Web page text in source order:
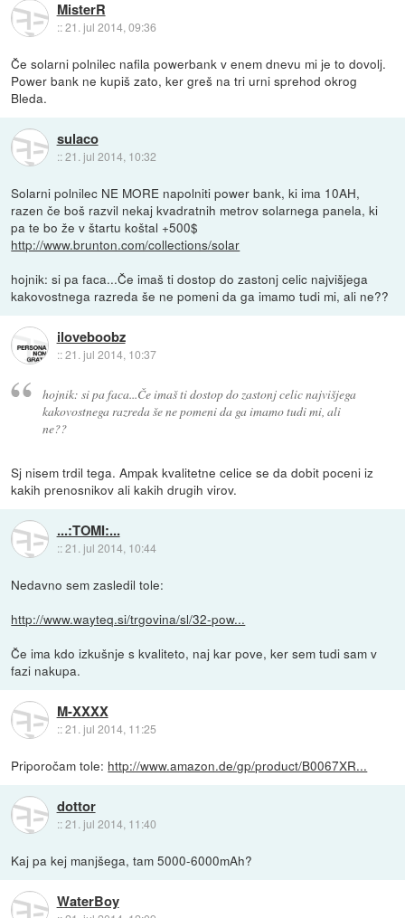
MisterR
::21. jul 2014, 09:36
Če solarni polnilec nafila powerbank v enem dnevu mi je to dovolj.
Power bank ne kupiš zato, ker greš na tri urni sprehod okrog
Bleda.
sulaco
::21. jul 2014, 10:32
Solarni polnilec NE MORE napolniti power bank, ki ima 10AH,
razen če boš razvil nekaj kvadratnih metrov solarnega panela, ki
pa te bo že v štartu koštal +500$
http://www.brunton.com/collections/solar
hojnik: si pa faca...Če imaš ti dostop do zastonj celic najvišjega
kakovostnega razreda še ne pomeni da ga imamo tudi mi, ali ne??
iloveboobz
::21. jul 2014, 10:37
hojnik: si pa faca...Če imaš ti dostop do zastonj celic najvišjega
kakovostnega razreda še ne pomeni da ga imamo tudi mi, ali
ne??
Sj nisem trdil tega. Ampak kvalitetne celice se da dobit poceni iz
kakih prenosnikov ali kakih drugih virov.
...:TOMI:...
::21. jul 2014, 10:44
Nedavno sem zasledil tole:
http://www.wayteq.si/trgovina/sl/32-pow...
Če ima kdo izkušnje s kvaliteto, naj kar pove, ker sem tudi sam v
fazi nakupa.
M-XXXX
::21. jul 2014, 11:25
Priporočam tole: http://www.amazon.de/gp/product/B0067XR...
dottor
::21. jul 2014, 11:40
Kaj pa kej manjšega, tam 5000-6000mAh?
WaterBoy